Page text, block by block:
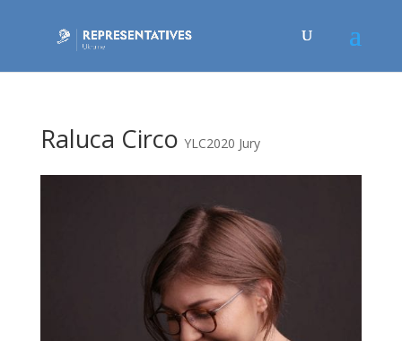
Raluca Circo YLC2020 Jury